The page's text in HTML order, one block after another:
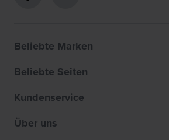
Beliebte Marken
Beliebte Seiten
Kundenservice
Über uns